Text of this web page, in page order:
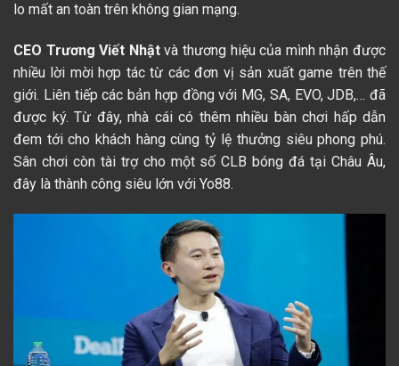
lo mất an toàn trên không gian mạng.
CEO Trương Viết Nhậtvà thương hiệu của mình nhận được
nhiều lời mời hợp tác từ các đơn vị sản xuất game trên thế
giới. Liên tiếp các bản hợp đồng với MG, SA, EVO, JDB,… đã
được ký. Từ đây, nhà cái có thêm nhiều bàn chơi hấp dẫn
đem tới cho khách hàng cùng tỷ lệ thưởng siêu phong phú.
Sân chơi còn tài trợ cho một số CLB bóng đá tại Châu Âu,
đây là thành công siêu lớn với Yo88.